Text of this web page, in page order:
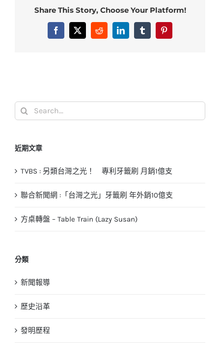
Share This Story, Choose Your Platform!
Facebook
X RedditLinkedInTumblrPinterest
Search
for:
近期文章
TVBS : 另類台灣之光！ 專利牙籤刷 月銷1億支
聯合新聞網 :「台灣之光」牙籤刷 年外銷10億支
方桌轉盤 – Table Train (Lazy Susan)
分類
新聞報導
歷史沿革
發明歷程